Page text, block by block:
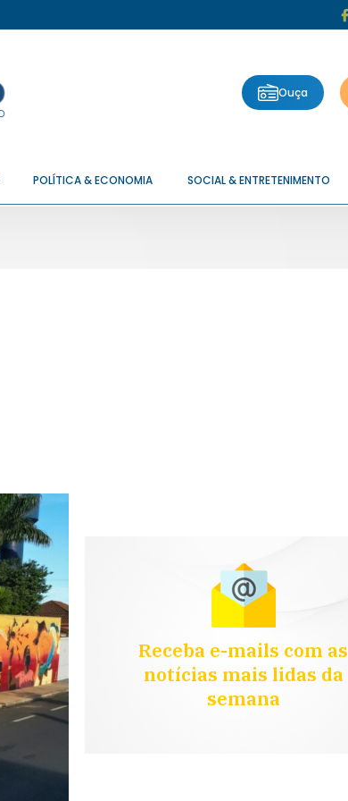
Ouça
POLÍTICA & ECONOMIA SOCIAL & ENTRETENIMENTO
Receba e-mails com as
notícias mais lidas da
semana